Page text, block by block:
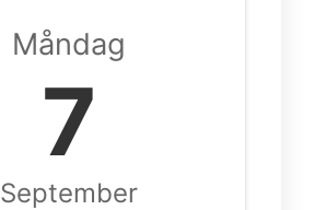
Måndag
7
September